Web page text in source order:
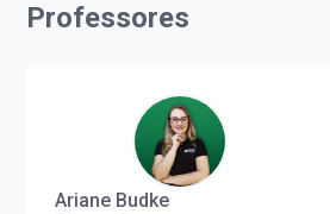
Professores
Ariane Budke